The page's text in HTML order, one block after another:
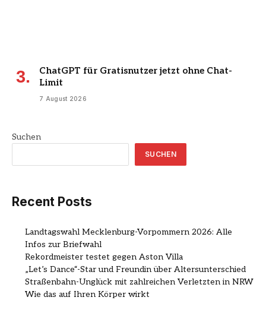
ChatGPT für Gratisnutzer jetzt ohne Chat-
Limit
7 August 2026
Suchen
SUCHEN
Recent Posts
Landtagswahl Mecklenburg-Vorpommern 2026: Alle
Infos zur Briefwahl
Rekordmeister testet gegen Aston Villa
„Let’s Dance“-Star und Freundin über Altersunterschied
Straßenbahn-Unglück mit zahlreichen Verletzten in NRW
Wie das auf Ihren Körper wirkt